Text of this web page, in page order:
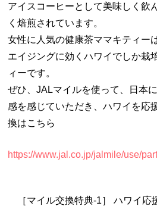
アイスコーヒーとして美味しく飲
く焙煎されています。
女性に人気の健康茶ママキティー
エイジングに効くハワイでしか栽
ィーです。
ぜひ、JALマイルを使って、日本
感を感じていただき、ハワイを応
換はこちら
https://www.jal.co.jp/jalmile/use/
［マイル交換特典-1］ ハワイ応